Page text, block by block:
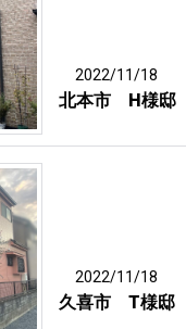
2022/11/18
北本市 H様邸
2022/11/18
久喜市 T様邸